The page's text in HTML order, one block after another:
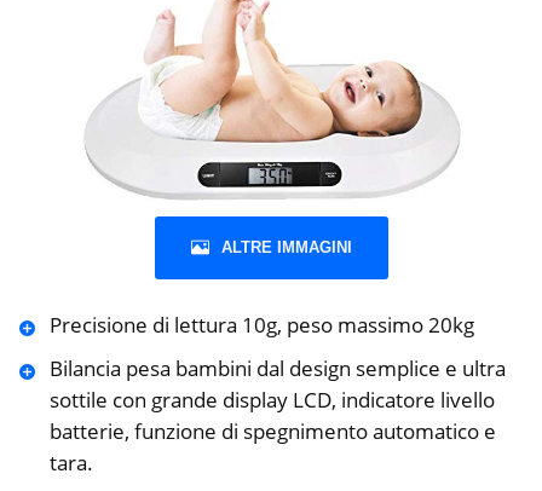
ALTRE IMMAGINI
Precisione di lettura 10g, peso massimo 20kg
Bilancia pesa bambini dal design semplice e ultra
sottile con grande display LCD, indicatore livello
batterie, funzione di spegnimento automatico e
tara.